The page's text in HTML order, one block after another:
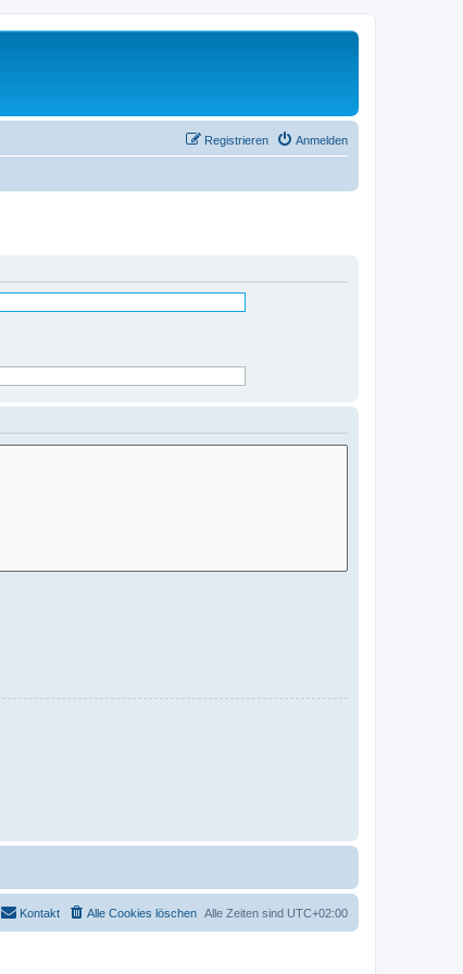
Anmelden
Registrieren
Alle Zeiten sind UTC+02:00
Alle Cookies löschen
Kontakt